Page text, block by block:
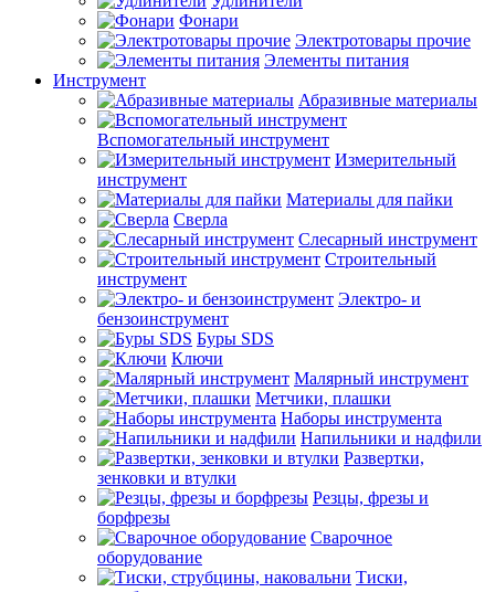
Фонари
Электротовары прочие
Элементы питания
Инструмент
Абразивные материалы
Вспомогательный инструмент
Измерительный
инструмент
Материалы для пайки
Сверла
Слесарный инструмент
Строительный
инструмент
Электро- и
бензоинструмент
Буры SDS
Ключи
Малярный инструмент
Метчики, плашки
Наборы инструмента
Напильники и надфили
Развертки,
зенковки и втулки
Резцы, фрезы и
борфрезы
Сварочное
оборудование
Тиски,